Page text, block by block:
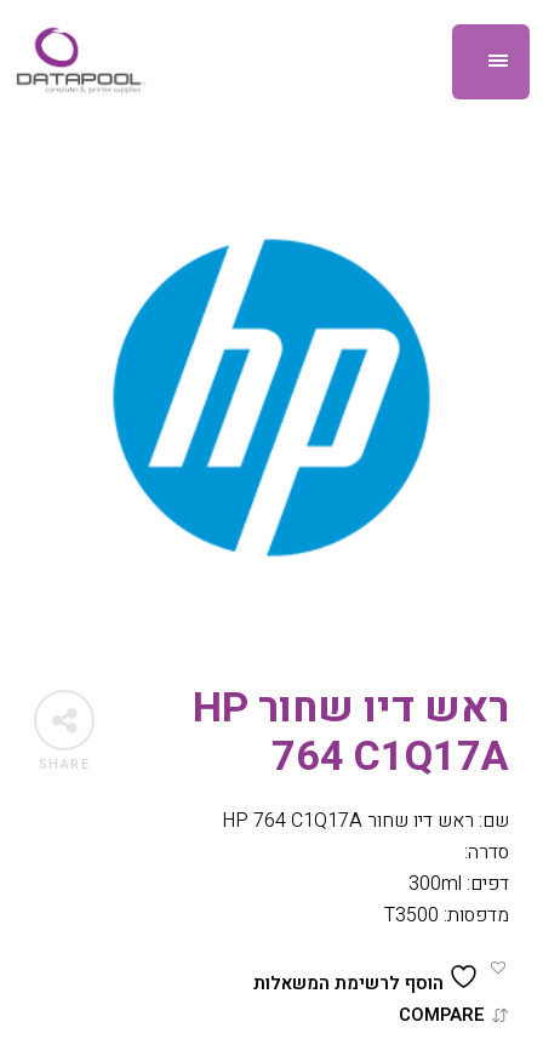
SHARE
ראש דיו שחור HP
764 C1Q17A
שם: ראש דיו שחור HP 764 C1Q17A
סדרה:
דפים: 300ml
מדפסות: T3500
הוסף לרשימת המשאלות
COMPARE